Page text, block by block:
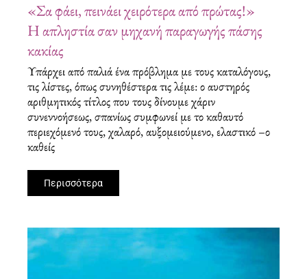
«Σα φάει, πεινάει χειρότερα από πρώτας!»
Η απληστία σαν μηχανή παραγωγής πάσης
κακίας
Υπάρχει από παλιά ένα πρόβλημα με τους καταλόγους,
τις λίστες, όπως συνηθέστερα τις λέμε: ο αυστηρός
αριθμητικός τίτλος που τους δίνουμε χάριν
συνεννοήσεως, σπανίως συμφωνεί με το καθαυτό
περιεχόμενό τους, χαλαρό, αυξομειούμενο, ελαστικό –ο
καθείς
Περισσότερα